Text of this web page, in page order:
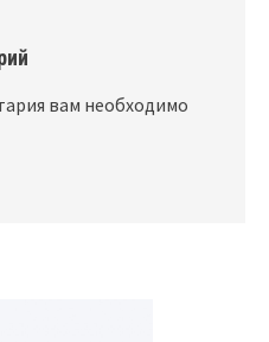
вам необходимо